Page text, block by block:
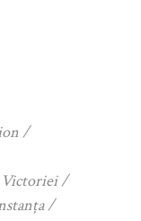
Victoriei